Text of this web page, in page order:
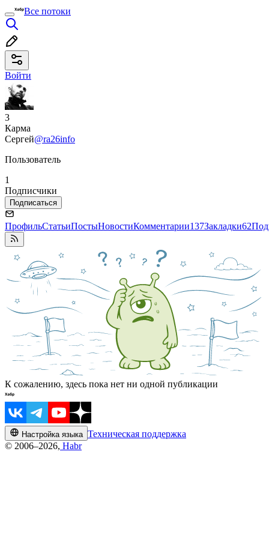
Все потоки
Войти
3
Карма
Сергей@ra26info
Пользователь
1
Подписчики
Подписаться
ПрофильСтатьиПостыНовостиКомментарии137Закладки62
К сожалению, здесь пока нет ни одной публикации
Настройка языка Техническая поддержка
© 2006–2026, Habr